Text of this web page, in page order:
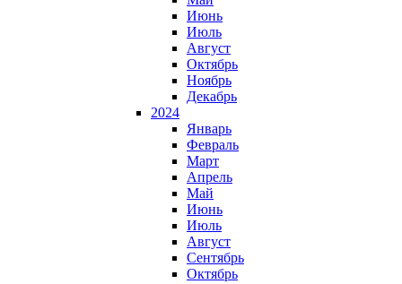
Июнь
Июль
Август
Октябрь
Ноябрь
Декабрь
2024
Январь
Февраль
Март
Апрель
Май
Июнь
Июль
Август
Сентябрь
Октябрь